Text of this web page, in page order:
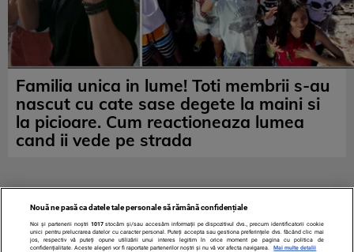
Familia unica in lume! Toti membrii s-au
nascut cu cate sase degete la maini si
la picioare. Cum reactioneaza lumea
cand ii vede pe strada
Nouă ne pasă ca datele tale personale să rămână confidențiale
Noi și partenerii noștri 1017stocăm și/sau accesăm informații pe dispozitivul dvs., precum identificatorii cookie
unici pentru prelucrarea datelor cu caracter personal. Puteți accepta sau gestiona preferințele dvs. făcând clic mai
jos, respectiv vă puteți opune utilizării unui interes legitim în orice moment pe pagina cu politica de
confidențialitate. Aceste alegeri vor fi raportate partenerilor noștri și nu vă vor afecta navigarea.
Mai multe detalii